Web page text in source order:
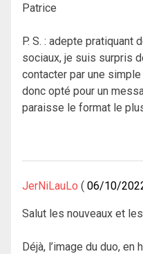
Patrice
P. S. : adepte pratiquant
sociaux, je suis surpris
contacter par une
donc opté pour un
paraisse le format le
JerNiLauLo 06/10/
Salut les nouveaux et
Déjà, l’image du duo,